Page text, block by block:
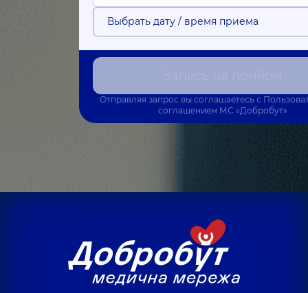
Выбрать дату / время приема
Отправляя запрос вы соглашаетесь с
соглашением МС «Добробут»